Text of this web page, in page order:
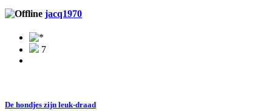
jacq1970
7
De hondjes zijn leuk-draad